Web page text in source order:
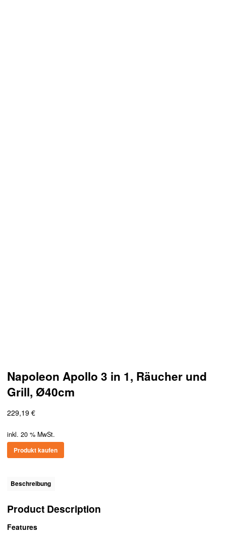
Napoleon Apollo 3 in 1, Räucher und
Grill, Ø40cm
229,19 €
inkl. 20 % MwSt.
Produkt kaufen
Beschreibung
Product Description
Features